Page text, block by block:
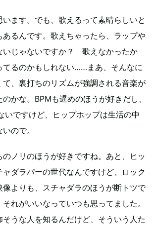
います。でも、歌えるって素晴らしいと
るんです。歌えちゃったら、ラップや
いじゃないですか？ 歌えなかったか
てるのかもしれない……まあ、そんなに
、裏打ちのリズムが強調される音楽が
かな。BPMも遅めのほうが好きだし、
いですけど、ヒップホップは生活の中
ので。
のノリのほうが好きですね。あと、ヒッ
ダラパーの世代なんですけど、ロック
よりも、スチャダラのほうが断トツで
れがいいなっていつも思ってました。
うな人を知るんだけど、そういう人た